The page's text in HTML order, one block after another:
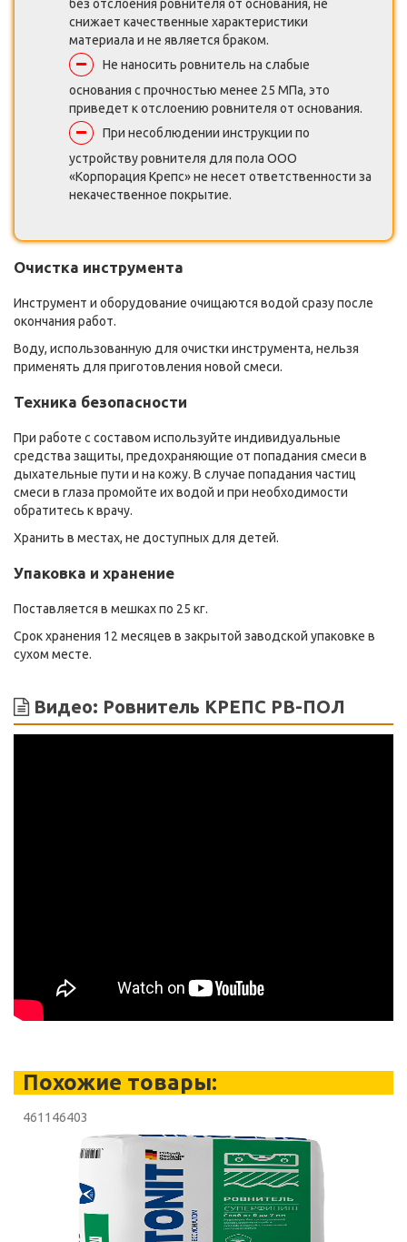
без отслоения ровнителя от основания, не
снижает качественные характеристики
материала и не является браком.
Не наносить ровнитель на слабые
основания с прочностью менее 25 МПа, это
приведет к отслоению ровнителя от основания.
При несоблюдении инструкции по
устройству ровнителя для пола ООО
«Корпорация Крепс» не несет ответственности за
некачественное покрытие.
Очистка инструмента
Инструмент и оборудование очищаются водой сразу после
окончания работ.
Воду, использованную для очистки инструмента, нельзя
применять для приготовления новой смеси.
Техника безопасности
При работе с составом используйте индивидуальные
средства защиты, предохраняющие от попадания смеси в
дыхательные пути и на кожу. В случае попадания частиц
смеси в глаза промойте их водой и при необходимости
обратитесь к врачу.
Хранить в местах, не доступных для детей.
Упаковка и хранение
Поставляется в мешках по 25 кг.
Срок хранения 12 месяцев в закрытой заводской упаковке в
сухом месте.
Видео: Ровнитель КРЕПС РВ-ПОЛ
Похожие товары:
461146403